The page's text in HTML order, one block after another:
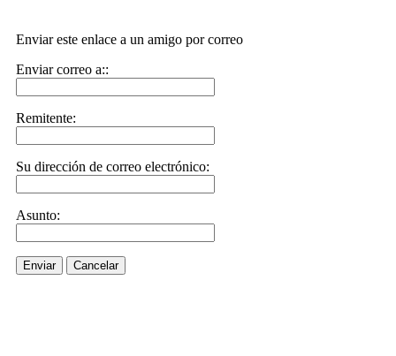
Enviar este enlace a un amigo por correo
Enviar correo a::
Remitente:
Su dirección de correo electrónico:
Asunto:
Enviar Cancelar